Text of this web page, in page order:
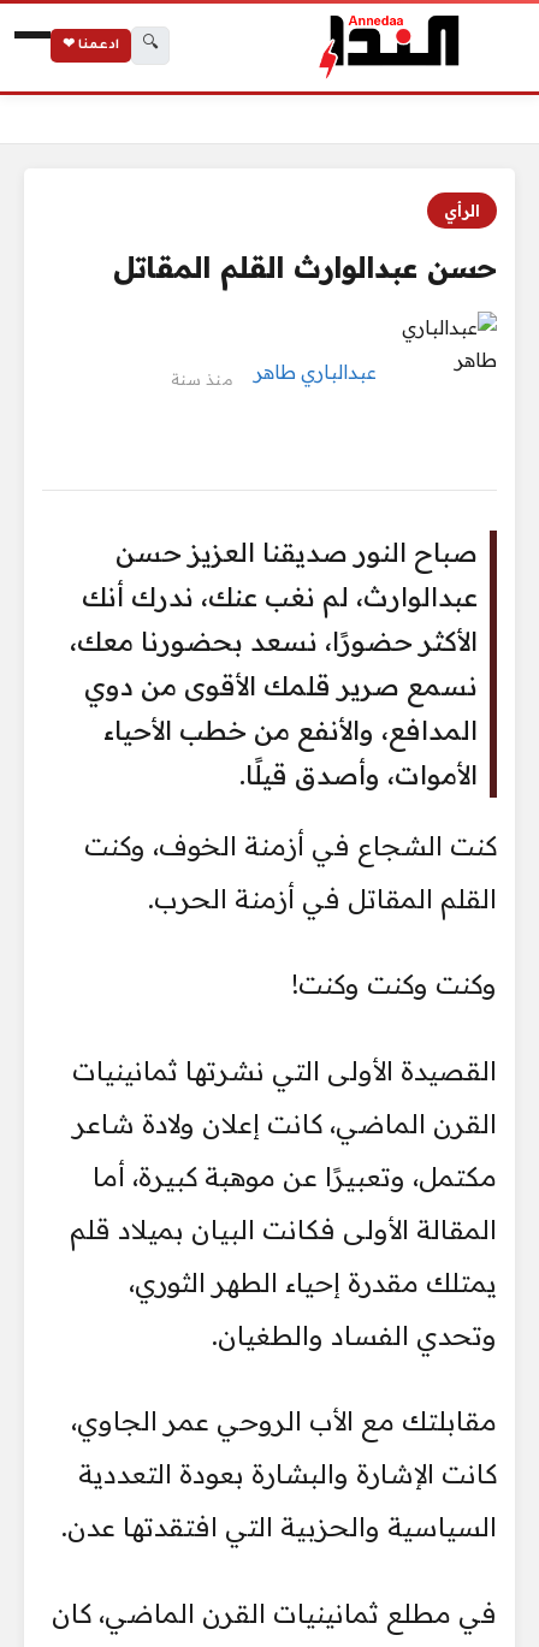
🔍 ادعمنا ❤
الرأي
حسن عبدالوارث القلم المقاتل
عبدالباري طاهر منذ سنة
صباح النور صديقنا العزيز حسن
عبدالوارث، لم نغب عنك، ندرك أنك
الأكثر حضورًا، نسعد بحضورنا معك،
نسمع صرير قلمك الأقوى من دوي
المدافع، والأنفع من خطب الأحياء
الأموات، وأصدق قيلًا.
كنت الشجاع في أزمنة الخوف، وكنت
القلم المقاتل في أزمنة الحرب.
وكنت وكنت وكنت!
القصيدة الأولى التي نشرتها ثمانينيات
القرن الماضي، كانت إعلان ولادة شاعر
مكتمل، وتعبيرًا عن موهبة كبيرة، أما
المقالة الأولى فكانت البيان بميلاد قلم
يمتلك مقدرة إحياء الطهر الثوري،
وتحدي الفساد والطغيان.
مقابلتك مع الأب الروحي عمر الجاوي،
كانت الإشارة والبشارة بعودة التعددية
السياسية والحزبية التي افتقدتها عدن.
في مطلع ثمانينيات القرن الماضي، كان